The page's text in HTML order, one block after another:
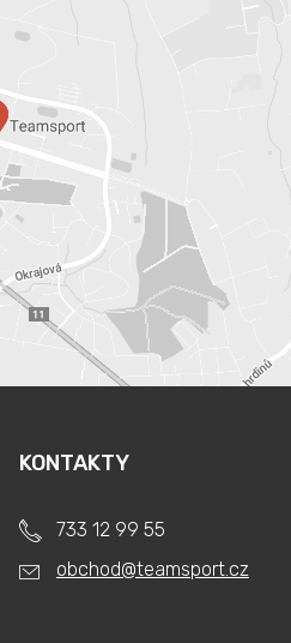
KONTAKTY
733 12 99 55
obchod@teamsport.cz